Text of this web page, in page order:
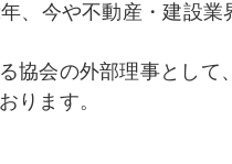
、今や不動産・建設
協会の外部理事とし
ります。